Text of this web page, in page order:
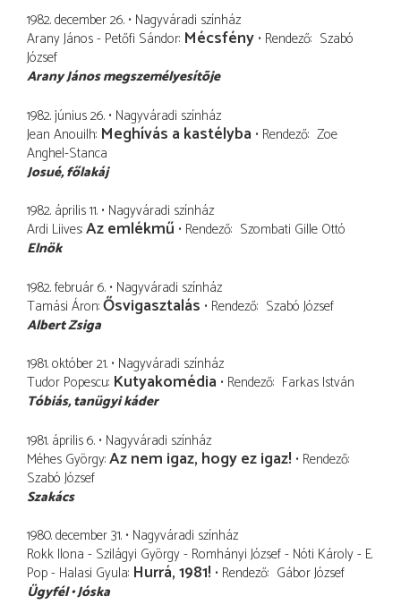
1982. december 26. Nagyváradi színház
Arany János - Petőfi Sándor Mécsfény Rendező Szabó
József
Arany János megszemélyesítõje
1982. június 26. Nagyváradi színház
Jean Anouilh Meghívás a kastélyba Rendező Zoe
Anghel-Stanca
Josué főlakáj
1982. április 11. Nagyváradi színház
Ardi Liives Az emlékmű Rendező Szombati Gille Ottó
Elnök
1982. február 6. Nagyváradi színház
Tamási Áron Ősvigasztalás Rendező Szabó József
Albert Zsiga
1981. október 21. Nagyváradi színház
Tudor Popescu Kutyakomédia Rendező Farkas István
Tóbiás tanügyi káder
1981. április 6. Nagyváradi színház
Méhes György Az nem igaz, hogy ez igaz! Rendező
Szabó József
Szakács
1980. december 31. Nagyváradi színház
Rokk Ilona - Szilágyi György - Romhányi József - Nóti Károly - E.
Pop - Halasi Gyula Hurrá, 1981! Rendező Gábor József
Ügyfél Jóska